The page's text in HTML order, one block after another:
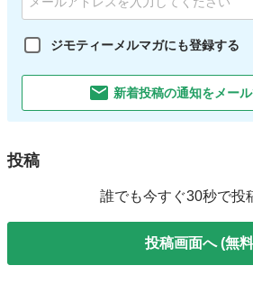
ジモティーメルマガにも登録する
新着投稿の通知をメー
投稿
誰でも今すぐ30秒で投
投稿画面へ (無